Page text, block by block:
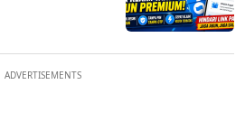
ADVERTISEMENTS